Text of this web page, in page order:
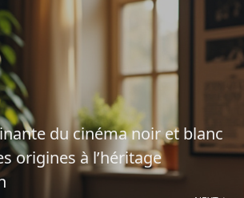
du cinéma noir et blanc
origines à l’héritage